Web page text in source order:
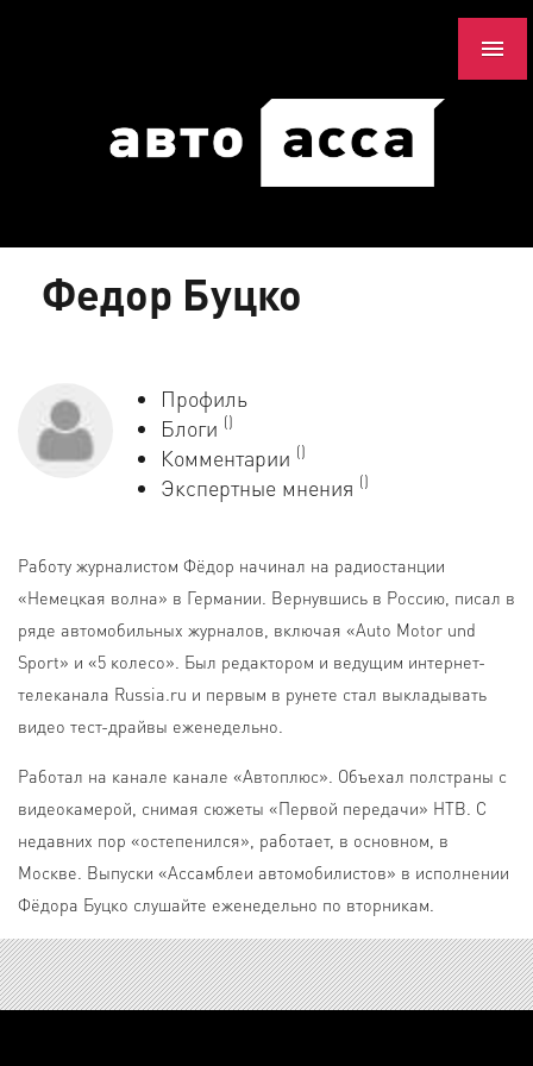
Федор Буцко
Профиль
Блоги ()
Комментарии ()
Экспертные мнения ()
Работу журналистом Фёдор начинал на радиостанции
«Немецкая волна» в Германии. Вернувшись в Россию, писал в
ряде автомобильных журналов, включая «Auto Motor und
Sport» и «5 колесо». Был редактором и ведущим интернет-
телеканала Russia.ru и первым в рунете стал выкладывать
видео тест-драйвы еженедельно.
Работал на канале канале «Автоплюс». Объехал полстраны с
видеокамерой, снимая сюжеты «Первой передачи» НТВ. С
недавних пор «остепенился», работает, в основном, в
Москве. Выпуски «Ассамблеи автомобилистов» в исполнении
Фёдора Буцко слушайте еженедельно по вторникам.